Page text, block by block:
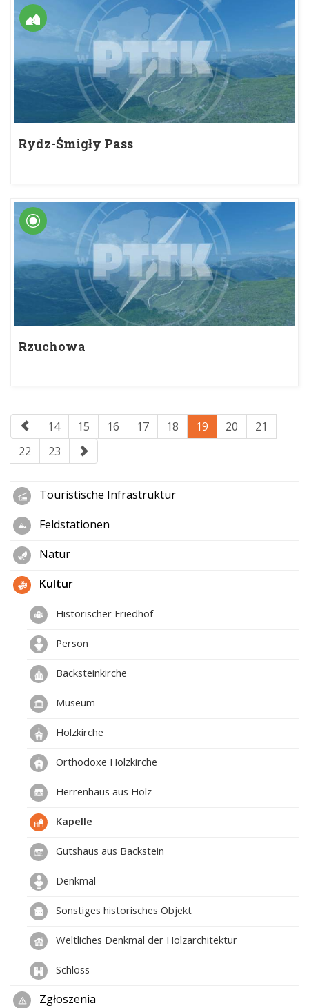
Rydz-Śmigły Pass
Rzuchowa
14 15 16 17 18 19 20
21
22
23
Touristische Infrastruktur
Feldstationen
Natur
Kultur
Historischer Friedhof
Person
Backsteinkirche
Museum
Holzkirche
Orthodoxe Holzkirche
Herrenhaus aus Holz
Kapelle
Gutshaus aus Backstein
Denkmal
Sonstiges historisches Objekt
Weltliches Denkmal der Holzarchitektur
Schloss
Zgłoszenia